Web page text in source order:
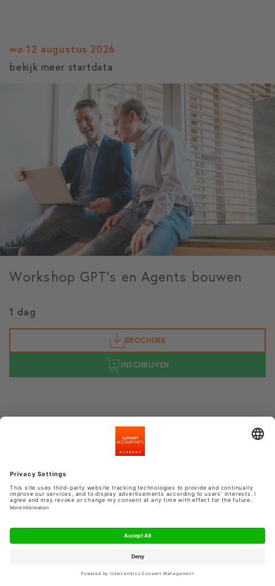
wo 12 augustus 2026
bekijk meer startdata
Workshop GPT's en Agents bouwen
1 dag
BROCHURE
INSCHRIJVEN